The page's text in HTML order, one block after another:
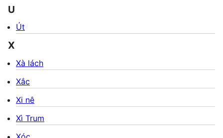
U
Út
X
Xà lách
Xắc
Xi nê
Xì Trum